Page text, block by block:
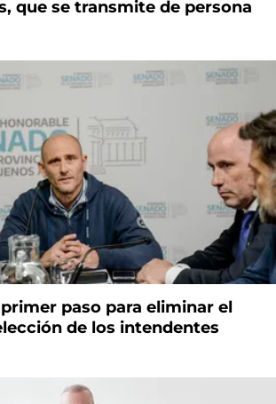
que se transmite de persona
paso para eliminar el
de los intendentes